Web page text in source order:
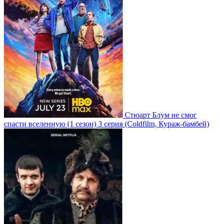
Стюарт Блум не смог
спасти вселенную (1 сезон) 3 серия (Coldfilm, Кураж-бамбей)